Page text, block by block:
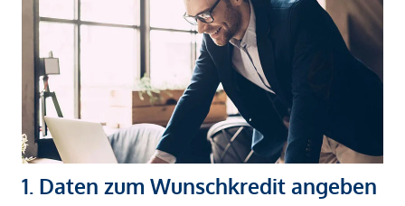
1. Daten zum Wunschkredit angeben